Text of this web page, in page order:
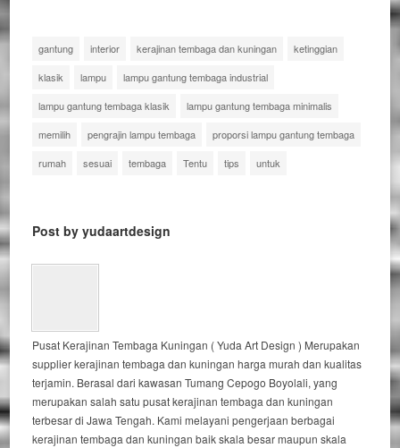
gantung interior kerajinan tembaga dan kuningan
ketinggian
klasik
lampu
lampu gantung tembaga industrial
lampu gantung tembaga klasik
lampu gantung tembaga minimalis
memilih
pengrajin lampu tembaga
proporsi lampu gantung tembaga
rumah
sesuai tembaga Tentu tips untuk
Post by yudaartdesign
Pusat Kerajinan Tembaga Kuningan ( Yuda Art Design ) Merupakan
supplier kerajinan tembaga dan kuningan harga murah dan kualitas
terjamin. Berasal dari kawasan Tumang Cepogo Boyolali, yang
merupakan salah satu pusat kerajinan tembaga dan kuningan
terbesar di Jawa Tengah. Kami melayani pengerjaan berbagai
kerajinan tembaga dan kuningan baik skala besar maupun skala